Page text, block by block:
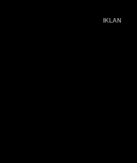
IKLAN